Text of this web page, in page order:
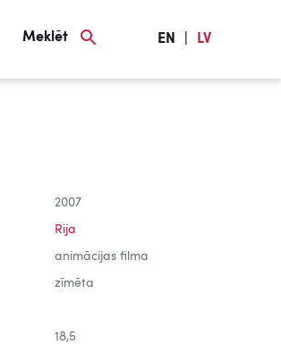
Meklēt EN LV
2007
Rija
animācijas filma
zīmēta
18,5